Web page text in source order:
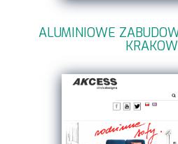
ALUMINIOWE